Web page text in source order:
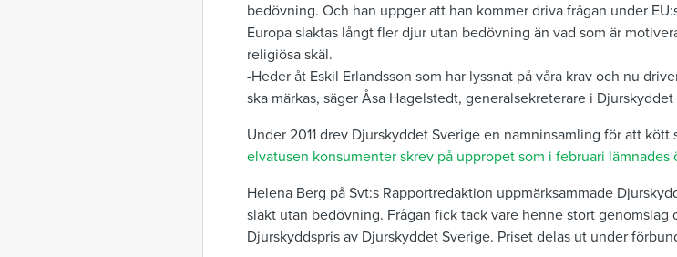
bedövning. Och han uppger att han kommer driva frågan under
Europa slaktas långt fler djur utan bedövning än vad som är
religiösa skäl.
-Heder åt Eskil Erlandsson som har lyssnat på våra krav och nu
ska märkas, säger Åsa Hagelstedt, generalsekreterare i Djurskyddet
Under 2011 drev Djurskyddet Sverige en namninsamling för att
elvatusen konsumenter skrev på uppropet som i februari
Helena Berg på Svt:s Rapportredaktion uppmärksammade
slakt utan bedövning. Frågan fick tack vare henne stort
Djurskyddspris av Djurskyddet Sverige. Priset delas ut under